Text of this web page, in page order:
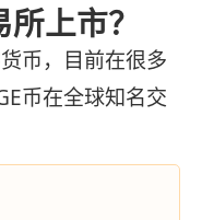
上市？
币，目前在很多
币在全球知名交